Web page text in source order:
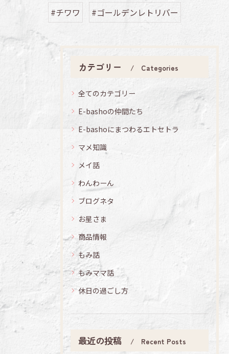
#チワワ #ゴールデンレトリバー
カテゴリー Categories
全てのカテゴリー
E-bashoの仲間たち
E-bashoにまつわるエトセトラ
マメ知識
メイ話
わんわーん
ブログネタ
お星さま
商品情報
もみ話
もみママ話
休日の過ごし方
最近の投稿 Recent Posts